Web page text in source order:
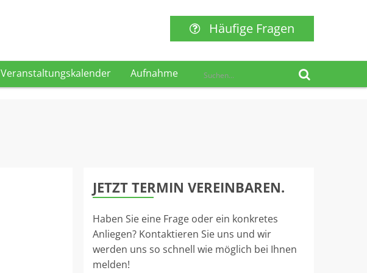
Häufige Fragen
Veranstaltungskalender Aufnahme
JETZT TERMIN VEREINBAREN.
Haben Sie eine Frage oder ein konkretes
Anliegen? Kontaktieren Sie uns und wir
werden uns so schnell wie möglich bei Ihnen
melden!